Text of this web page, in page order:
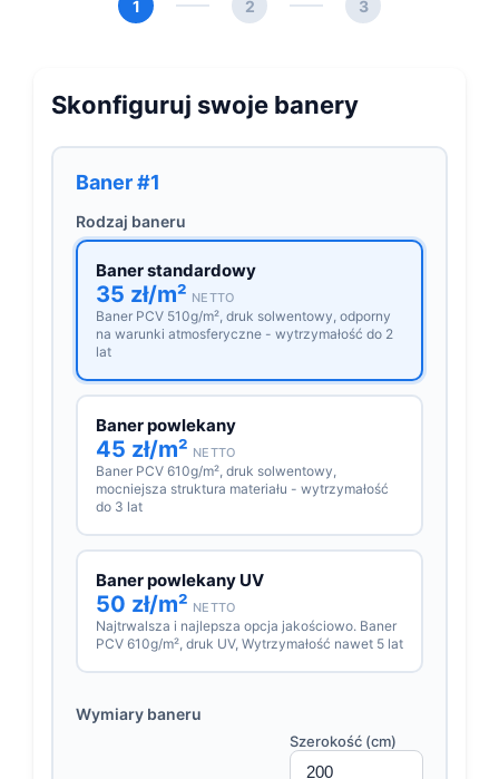
1 2 3
Skonfiguruj swoje banery
Baner #1
Rodzaj baneru
Baner standardowy
35 zł/m² NETTO
Baner PCV 510g/m², druk solwentowy, odporny
na warunki atmosferyczne - wytrzymałość do 2
lat
Baner powlekany
45 zł/m² NETTO
Baner PCV 610g/m², druk solwentowy,
mocniejsza struktura materiału - wytrzymałość
do 3 lat
Baner powlekany UV
50 zł/m² NETTO
Najtrwalsza i najlepsza opcja jakościowo. Baner
PCV 610g/m², druk UV, Wytrzymałość nawet 5 lat
Wymiary baneru
Szerokość (cm)